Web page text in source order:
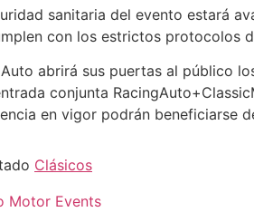
sanitaria del evento estará
con los estrictos protocolos
abrirá sus puertas al público
conjunta
en vigor podrán beneficiarse
Clásicos